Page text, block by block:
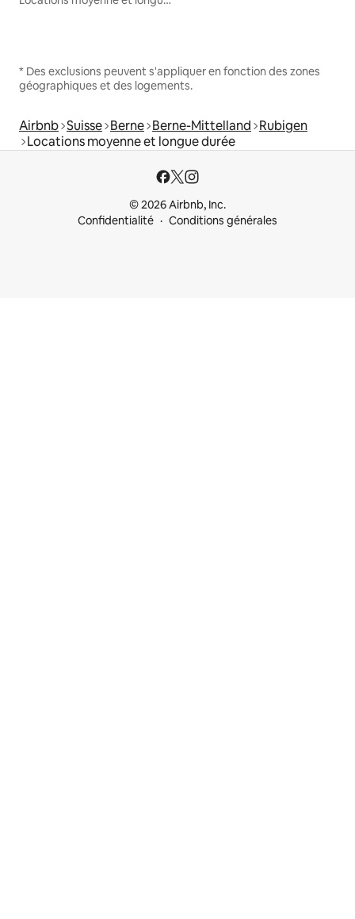
* Des exclusions peuvent s'appliquer en fonction des zones
géographiques et des logements.
Airbnb Suisse Berne Berne-Mittelland Rubigen
Locations moyenne et longue durée
© 2026 Airbnb, Inc.
Confidentialité
Conditions générales